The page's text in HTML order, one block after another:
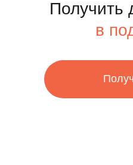
Получить
в